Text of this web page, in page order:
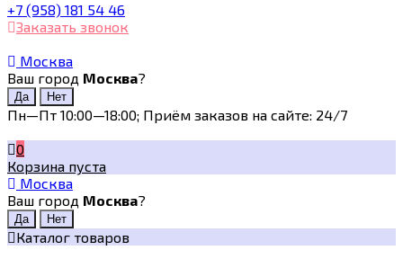
+7 (958) 181 54 46
Заказать звонок
Москва
Ваш город Москва?
Пн—Пт 10:00—18:00; Приём заказов на сайте: 24/7
0
Корзина пуста
Москва
Ваш город Москва?
Каталог товаров